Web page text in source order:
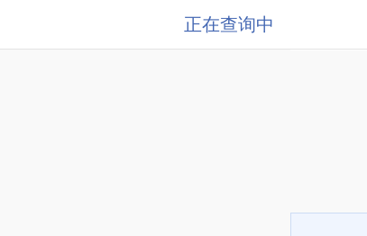
正在查询中